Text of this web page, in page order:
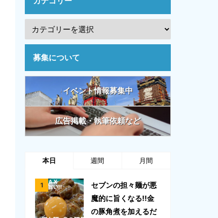
募集について
イベント情報募集中
広告掲載・執筆依頼など
本日 週間 月間
セブンの担々麺が悪
魔的に旨くなる!!金
の豚角煮を加えるだ